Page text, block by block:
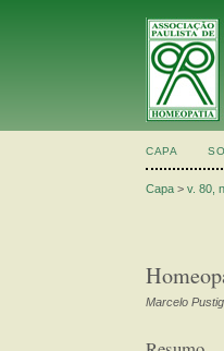
CAPA
Capa >v. 80,
Marcelo